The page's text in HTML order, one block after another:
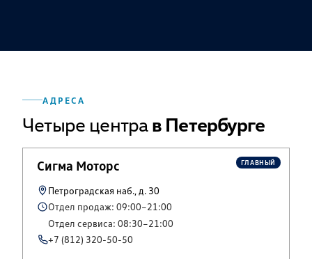
АДРЕСА
Четыре центра в Петербурге
Сигма Моторс ГЛАВНЫЙ
Петроградская наб., д. 30
Отдел продаж: 09:00–21:00
Отдел сервиса: 08:30–21:00
+7 (812) 320-50-50